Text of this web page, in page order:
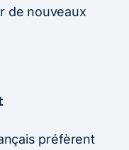
de nouveaux
préfèrent